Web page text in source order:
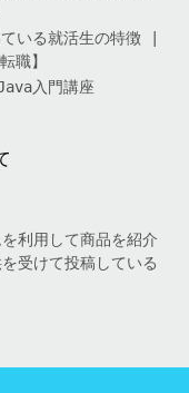
いる就活生の特徴 |
職】
入門講座
利用して商品を紹介
受けて投稿している